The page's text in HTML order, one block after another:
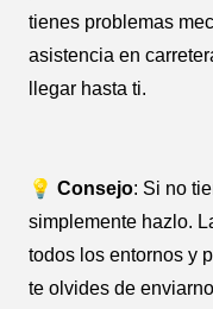
tienes problemas
asistencia en
llegar hasta ti.
💡 Consejo: Si no
simplemente hazlo.
todos los entornos y
te olvides de